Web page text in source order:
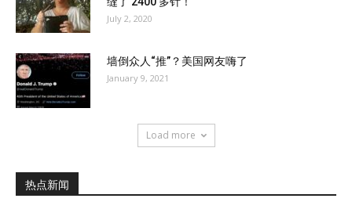
July 2, 2020
墙倒众人“推”？美国网友嗨了
January 9, 2021
Load more
热点新闻